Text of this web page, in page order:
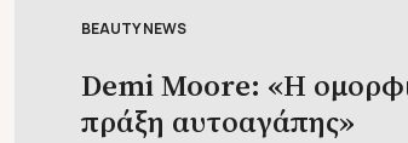
BEAUTY NEWS
Demi Moore: «Η
πράξη αυτοαγάπης»